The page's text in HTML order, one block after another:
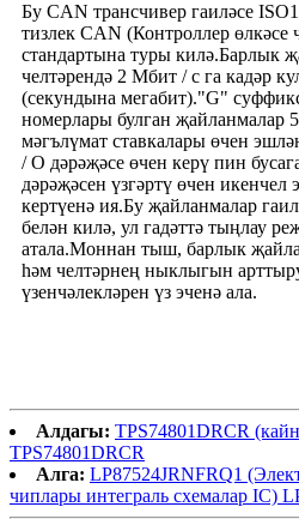
Бу CAN трансчивер гаиләсе
тизлек CAN (Контроллер өлкәсе
стандартына туры килә.Барлык
челтәрендә 2 Мбит / с га кадәр
(секундына мегабит)."G"
номерлары булган җайланмалар
мәгълүмат ставкалары өчен
/ O дәрәҗәсе өчен керү пин
дәрәҗәсен үзгәртү өчен икенчел
кертүенә ия.Бу җайланмалар
белән килә, ул гадәттә тыңлау
атала.Моннан тыш, барлык
һәм челтәрнең ныклыгын
үзенчәлекләрен үз эченә ала.
Алдагы: TPS74801DRCR
TPS74801DRCR
Алга: LP87524JRNFRQ1
чиплары интеграль схемалар IC)